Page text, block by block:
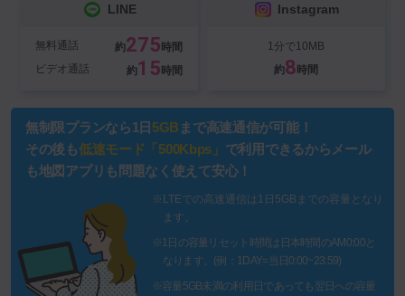
LINE
無料通話 約275 時間
ビデオ通話
約15 時間
Instagram
1分で10MB
約8 時間
無制限プランなら1日 5GB まで高速通信が可能！
その後も低速モード「500Kbps」 で利用できるからメール
も地図アプリも問題なく使えて安心！
※LTEでの高速通信は1日5GBまでの容量となり
ます。
※1日の容量リセット時間は日本時間のAM0:00と
なります。(例：1DAY=当日0:00~23:59)
※容量5GB未満の利用日であっても翌日への容量